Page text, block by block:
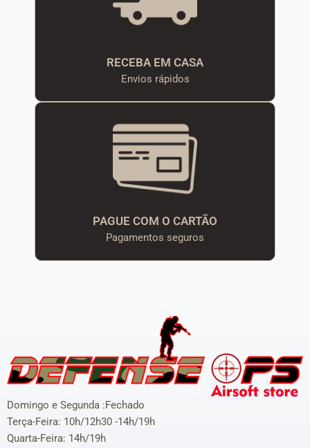
RECEBA EM CASA
Envios rápidos
PAGUE COM O CARTÃO
Pagamentos seguros
Domingo e Segunda :Fechado
Terça-Feira: 10h/12h30 -14h/19h
Quarta-Feira: 14h/19h